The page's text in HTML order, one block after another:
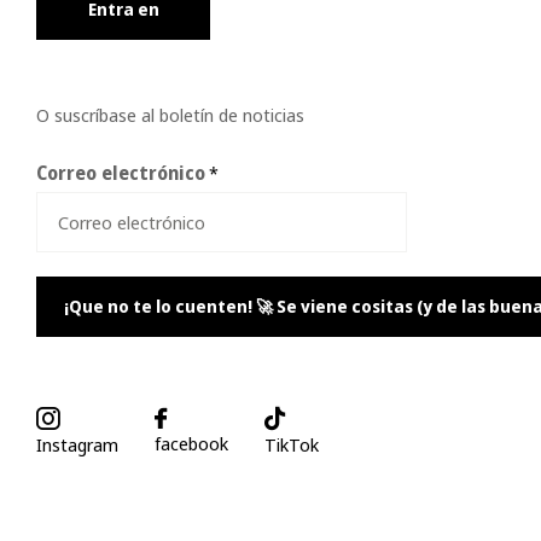
Entra en
O suscríbase al boletín de noticias
Correo electrónico*
¡Que no te lo cuenten! 🚀 Se viene cositas (y de las
Instagram facebook TikTok